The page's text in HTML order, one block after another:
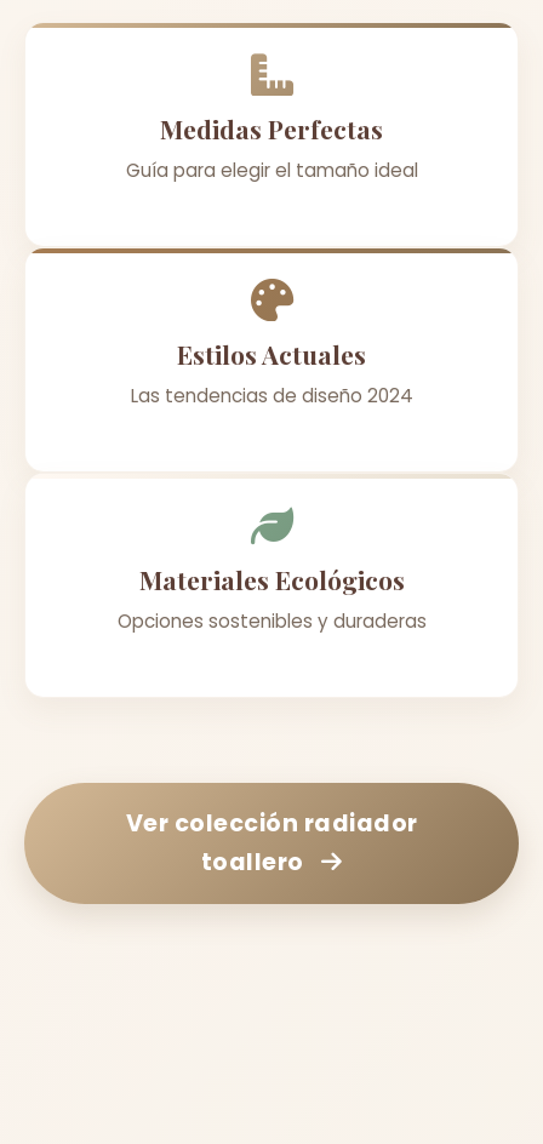
Medidas Perfectas
Guía para elegir el tamaño ideal
Estilos Actuales
Las tendencias de diseño 2024
Materiales Ecológicos
Opciones sostenibles y duraderas
Ver colección radiador
toallero